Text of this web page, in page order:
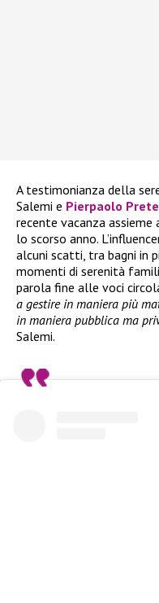
A testimonianza della
Salemi e Pierpaolo
recente vacanza assieme
lo scorso anno.
alcuni scatti, tra bagni in
momenti di serenità
parola fine alle voci
a gestire in maniera più
in maniera pubblica ma
Salemi.